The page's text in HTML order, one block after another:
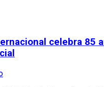
celebra 85